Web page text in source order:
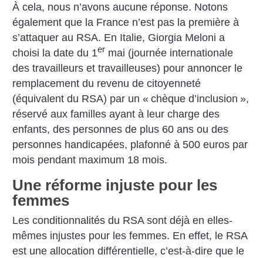
À cela, nous n’avons aucune réponse. Notons
également que la France n’est pas la première à
s’attaquer au RSA. En Italie, Giorgia Meloni a
choisi la date du 1er mai (journée internationale
des travailleurs et travailleuses) pour annoncer le
remplacement du revenu de citoyenneté
(équivalent du RSA) par un « chèque d’inclusion »,
réservé aux familles ayant à leur charge des
enfants, des personnes de plus 60 ans ou des
personnes handicapées, plafonné à 500 euros par
mois pendant maximum 18 mois.
Une réforme injuste pour les
femmes
Les conditionnalités du RSA sont déjà en elles-
mêmes injustes pour les femmes. En effet, le RSA
est une allocation différentielle, c’est-à-dire que le